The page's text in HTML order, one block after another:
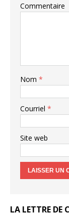
Commentaire
Nom *
Courriel *
Site web
LA LETTRE DE